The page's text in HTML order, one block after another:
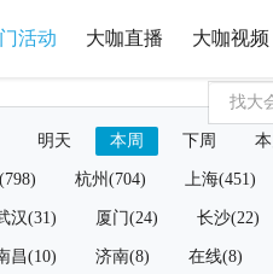
活动 大咖直播 大咖视频
明天 本周 下周
杭州(704) 上海(451)
汉(31) 厦门(24) 长沙(22)
昌(10) 济南(8) 在线(8)